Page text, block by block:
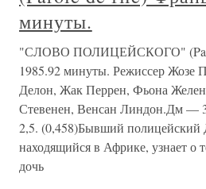
минуты.
"СЛОВО ПОЛИЦЕЙСКОГО"
1985.92 минуты. Режиссер Жозе
Делон, Жак Перрен, Фьона
Стевенен, Венсан Линдон.Дм
2,5. (0,458)Бывший полицейский
находящийся в Африке, узнает о
дочь